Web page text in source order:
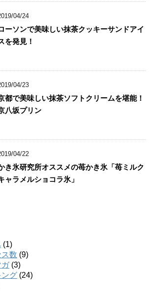
04/24
ーソンで美味しい抹茶クッキーサンドアイ
を発見！
04/23
都で美味しい抹茶ソフトクリームを堪能！
八坂プリン
04/22
き氷研究所オススメの苺かき氷「苺ミルク
ャラメルショコラ氷」
(1)
数 (9)
ガ(3)
ング (24)